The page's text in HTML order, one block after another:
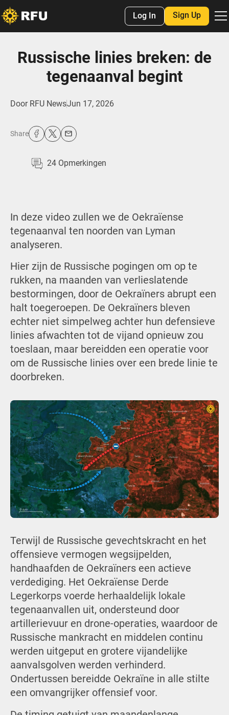
Log In Sign Up
Russische linies breken: de
tegenaanval begint
Door RFU NewsJun 17, 2026
Share
24 Opmerkingen
In deze video zullen we de Oekraïense
tegenaanval ten noorden van Lyman
analyseren.
Hier zijn de Russische pogingen om op te
rukken, na maanden van verlieslatende
bestormingen, door de Oekraïners abrupt een
halt toegeroepen. De Oekraïners bleven
echter niet simpelweg achter hun defensieve
linies afwachten tot de vijand opnieuw zou
toeslaan, maar bereidden een operatie voor
om de Russische linies over een brede linie te
doorbreken.
Terwijl de Russische gevechtskracht en het
offensieve vermogen wegsijpelden,
handhaafden de Oekraïners een actieve
verdediging. Het Oekraïense Derde
Legerkorps voerde herhaaldelijk lokale
tegenaanvallen uit, ondersteund door
artillerievuur en drone-operaties, waardoor de
Russische mankracht en middelen continu
werden uitgeput en grotere vijandelijke
aanvalsgolven werden verhinderd.
Ondertussen bereidde Oekraïne in alle stilte
een omvangrijker offensief voor.